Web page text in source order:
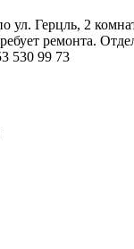
ул. Герцль, 2
ремонта.
530 99 73